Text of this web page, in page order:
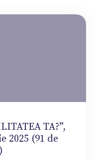
TA?”,
2025 (91 de